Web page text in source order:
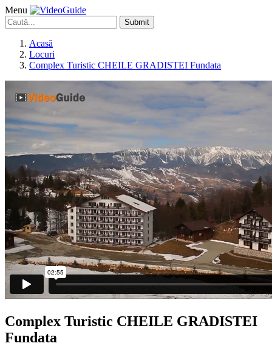
Menu
Submit
Acasă
Locuri
Complex Turistic CHEILE GRADISTEI Fundata
Complex Turistic CHEILE GRADISTEI
Fundata